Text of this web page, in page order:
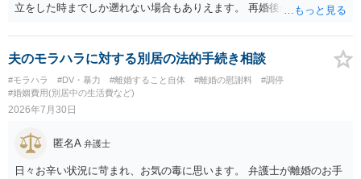
立をした時までしか遡れない場合もありえます。 再婚後の相手方の行
養育費に関するやりとり等があればそちらについても確認する必要が
あるでしょう。 公開相談の場での回答よりも個別に弁護士にご相談さ
夫のモラハラに対する別居の法的手続き相談
#モラハラ #DV・暴力 #離婚すること自体 #離婚の慰謝料
#調停
#婚姻費用(別居中の生活費など)
2026年7月30日
匿名A 弁護士
日々お辛い状況に苛まれ、お気の毒に思います。 弁護士が離婚のお手